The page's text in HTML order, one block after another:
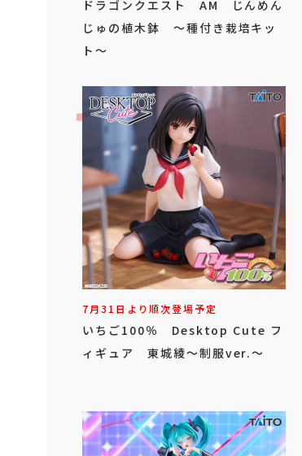
ドラゴンクエスト AM じんめん
じゅの植木鉢 ～種付き栽培キッ
ト～
7月31日より順次登場予定
いちご100％ Desktop Cute フ
ィギュア 東城綾～制服ver.～